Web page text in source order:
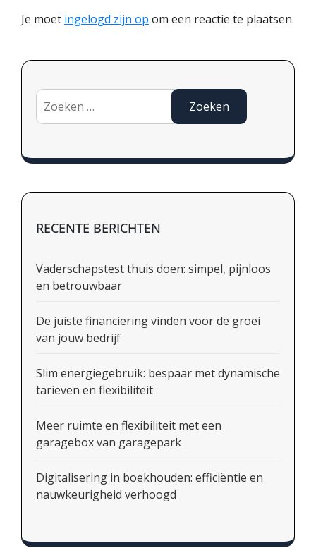
Je moet ingelogd zijn op om een reactie te plaatsen.
Zoeken
naar:
RECENTE BERICHTEN
Vaderschapstest thuis doen: simpel, pijnloos
en betrouwbaar
De juiste financiering vinden voor de groei
van jouw bedrijf
Slim energiegebruik: bespaar met dynamische
tarieven en flexibiliteit
Meer ruimte en flexibiliteit met een
garagebox van garagepark
Digitalisering in boekhouden: efficiëntie en
nauwkeurigheid verhoogd